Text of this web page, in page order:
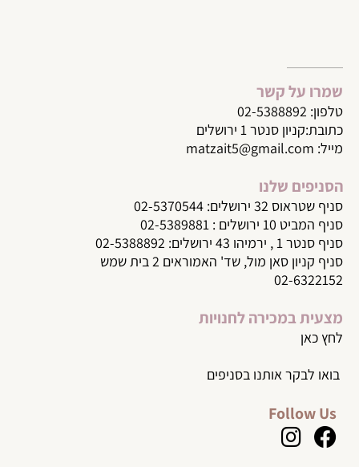
שמרו על קשר
טלפון: 02-5388892
כתובת:קניון סנטר 1 ירושלים
מייל: matzait5@gmail.com
הסניפים שלנו
סניף שטראוס 32 ירושלים: 02-5370544
סניף המביט 10 ירושלים : 02-5389881
סניף סנטר 1 , ירמיהו 43 ירושלים: 02-5388892
סניף קניון סאן מול, שד' האמוראים 2 בית שמש
02-6322152
מצעית במכירה לחנויות
לחץ כאן
בואו לבקר אותנו בסניפים
Follow Us